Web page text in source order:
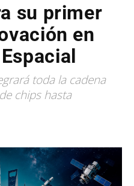
su primer
en
toda la cadena
chips hasta